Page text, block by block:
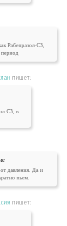
Рабепразол-СЗ,
период
пишет:
СЗ, в
давления. Да и
пьем.
пишет: